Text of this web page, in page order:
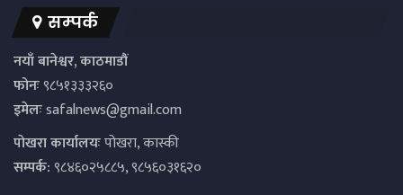
सम्पर्क
नयाँ बानेश्वर, काठमाडौं
फोनः९८५१३३३२६०
इमेलःsafalnews@gmail.com
पाेखरा कार्यालयःपोखरा, कास्की
सम्पर्क:९८४६०२५८८५, ९८५६०३१६२०